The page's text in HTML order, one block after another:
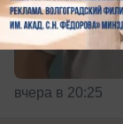
вчера в 20:25